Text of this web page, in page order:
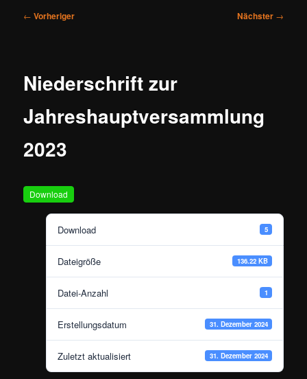
Beitragsnavigation
← Vorheriger Nächster →
Niederschrift zur
Jahreshauptversammlung
2023
Download
Download 5
Dateigröße 136.22 KB
Datei-Anzahl 1
Erstellungsdatum 31. Dezember 2024
Zuletzt aktualisiert 31. Dezember 2024